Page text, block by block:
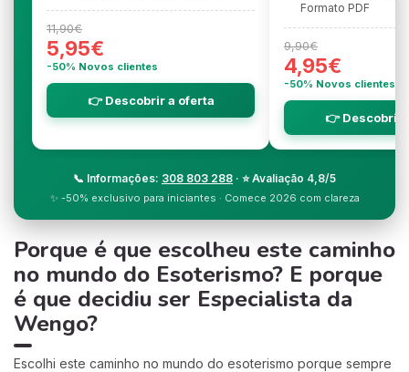
11,90€
5,95€
-50% Novos clientes
👉 Descobrir a oferta
Formato PDF
9,90€
4,95€
-50% Novos clientes
👉 Descobrir
📞 Informações: 308 803 288 · ⭐ Avaliação 4,8/5
✨ -50% exclusivo para iniciantes · Comece 2026 com clareza
Porque é que escolheu este caminho
no mundo do Esoterismo? E porque
é que decidiu ser Especialista da
Wengo?
Escolhi este caminho no mundo do esoterismo porque sempre